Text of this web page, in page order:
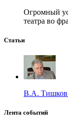
Огромный
театра во
Статьи
В.А. Тишков
Лента событий